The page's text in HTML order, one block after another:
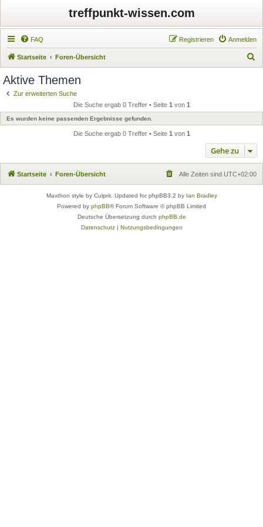
treffpunkt-wissen.com
FAQ Anmelden
Registrieren
Startseite Foren-Übersicht
e
Aktive Themen
Zur erweiterten Suche
Die Suche ergab 0 Treffer • Seite 1 von 1
Es wurden keine passenden Ergebnisse gefunden.
Die Suche ergab 0 Treffer • Seite 1 von 1
Gehe zu
Startseite Foren-Übersicht Alle Zeiten sind UTC+02:00
Maxthon style by Culprit. Updated for phpBB3.2 by Ian Bradley
Powered by phpBB® Forum Software © phpBB Limited
Deutsche Übersetzung durch phpBB.de
Datenschutz| Nutzungsbedingungen